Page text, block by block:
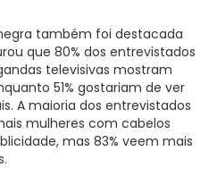
também foi destacada
que 80% dos entrevistados
televisivas mostram
51% gostariam de ver
A maioria dos entrevistados
mulheres com cabelos
mas 83% veem mais